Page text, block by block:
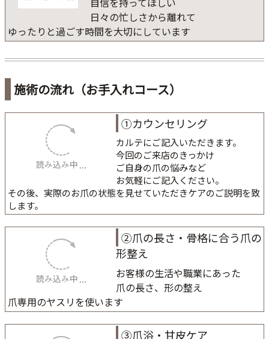
自信を持ってほしい
日々の忙しさから離れて
ゆったりと過ごす時間を大切にしています
施術の流れ（お手入れコース）
①カウンセリング
カルテにご記入いただきます。
今回のご来店のきっかけ
ご自身の爪の悩みなど
お気軽にご記入ください。
その後、実際のお爪の状態を見せていただきケアのご説明を致
します。
②爪の長さ・骨格に合う爪の
形整え
お客様の生活や職業にあった
爪の長さ、形の整え
爪専用のヤスリを使います